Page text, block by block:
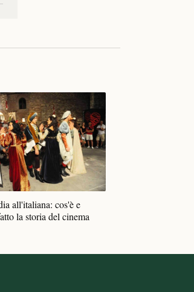
all'italiana: cos'è e
la storia del cinema